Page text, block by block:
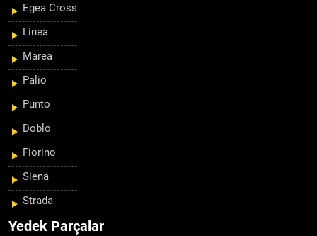
Egea Cross
Linea
Marea
Palio
Punto
Doblo
Fiorino
Siena
Strada
Yedek Parçalar